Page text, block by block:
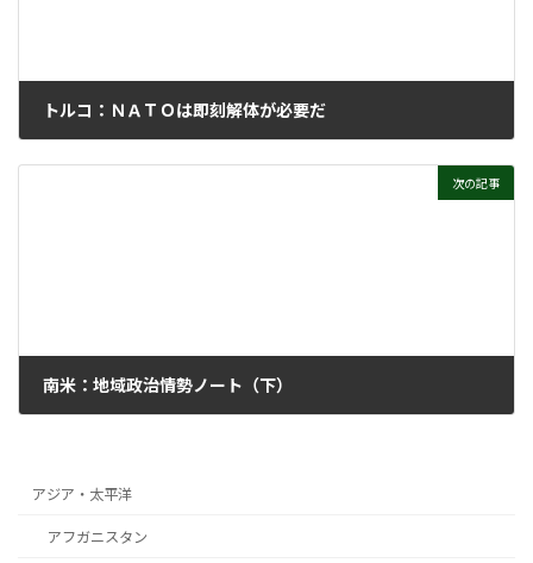
トルコ：ＮＡＴＯは即刻解体が必要だ
次の記事
南米：地域政治情勢ノート（下）
アジア・太平洋
アフガニスタン